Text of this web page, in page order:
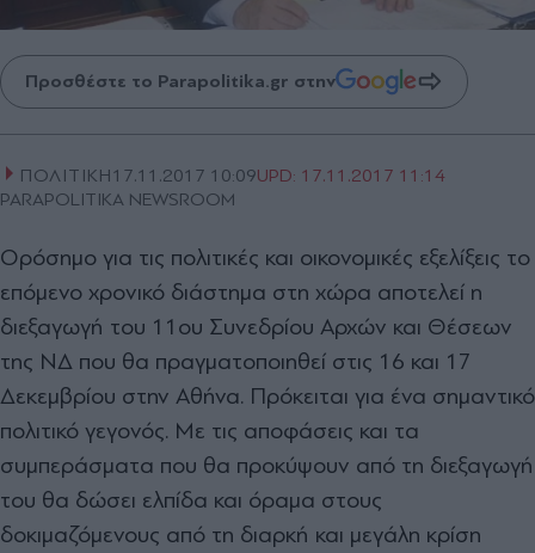
Προσθέστε το Parapolitika.gr στην
ΠΟΛΙΤΙΚΗ17.11.2017 10:09UPD: 17.11.2017 11:14
PARAPOLITIKA NEWSROOM
Ορόσημο για τις πολιτικές και οικονομικές εξελίξεις το
επόμενο χρονικό διάστημα στη χώρα αποτελεί η
διεξαγωγή του 11ου Συνεδρίου Αρχών και Θέσεων
της ΝΔ που θα πραγματοποιηθεί στις 16 και 17
Δεκεμβρίου στην Αθήνα. Πρόκειται για ένα σημαντικό
πολιτικό γεγονός. Με τις αποφάσεις και τα
συμπεράσματα που θα προκύψουν από τη διεξαγωγή
του θα δώσει ελπίδα και όραμα στους
δοκιμαζόμενους από τη διαρκή και μεγάλη κρίση